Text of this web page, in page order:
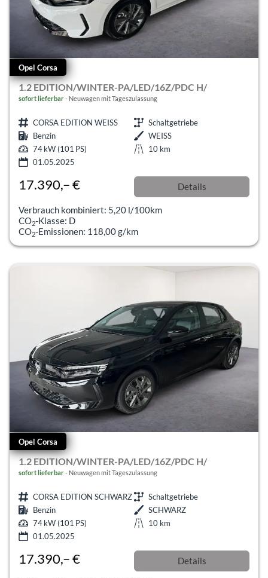
Opel Corsa
1.2 EDITION/WINTER-PA/LED/16Z/PDC H/
sofort lieferbar Neuwagen mit Tageszulassung
CORSA EDITION WEISS
Schaltgetriebe
Benzin
WEISS
74 kW (101 PS)
10 km
01.05.2025
17.390,– € Details
Verbrauch kombiniert: 5,20 l/100km
CO2-Klasse: D
CO2-Emissionen: 118,00 g/km
Opel Corsa
1.2 EDITION/WINTER-PA/LED/16Z/PDC H/
sofort lieferbar Neuwagen mit Tageszulassung
CORSA EDITION SCHWARZ
Schaltgetriebe
Benzin
SCHWARZ
74 kW (101 PS)
10 km
01.05.2025
17.390,– € Details